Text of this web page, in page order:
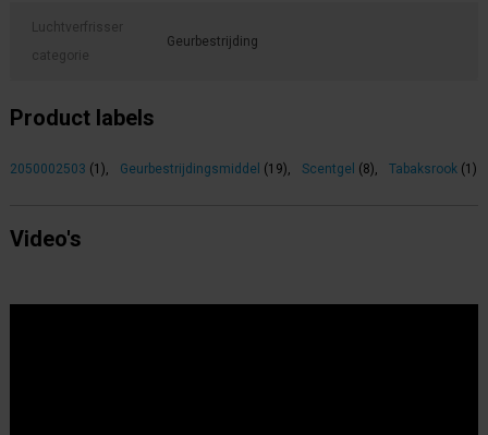
Luchtverfrisser
categorie
Geurbestrijding
Product labels
2050002503 (1), Geurbestrijdingsmiddel (19), Scentgel (8), Tabaksrook (1)
Video's